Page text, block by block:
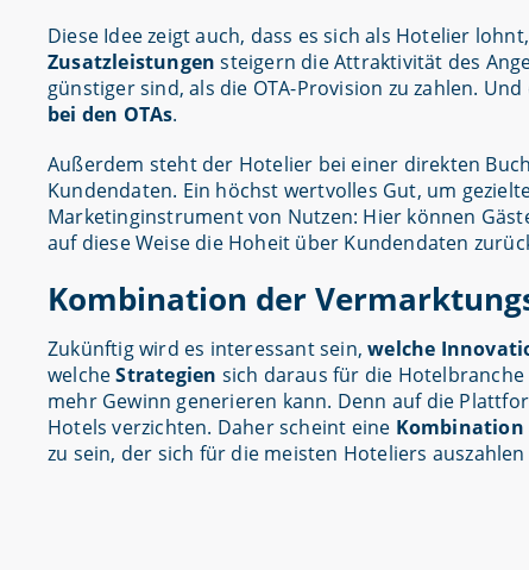
Diese Idee zeigt auch, dass es sich als Hotelier
Zusatzleistungen steigern die Attraktivität des
günstiger sind, als die OTA-Provision zu zahlen. Und
bei den OTAs.
Außerdem steht der Hotelier bei einer direkten
Kundendaten. Ein höchst wertvolles Gut, um
Marketinginstrument von Nutzen: Hier können
auf diese Weise die Hoheit über Kundendaten
Kombination der
Zukünftig wird es interessant sein,welche
welcheStrategien sich daraus für die
mehr Gewinn generieren kann. Denn auf die
Hotels verzichten. Daher scheint eine Kombination
zu sein, der sich für die meisten Hoteliers